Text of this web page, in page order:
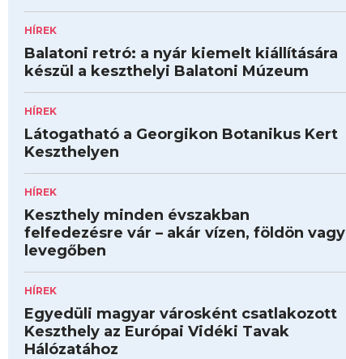
HÍREK
Balatoni retró: a nyár kiemelt kiállítására
készül a keszthelyi Balatoni Múzeum
HÍREK
Látogatható a Georgikon Botanikus Kert
Keszthelyen
HÍREK
Keszthely minden évszakban
felfedezésre vár – akár vízen, földön vagy
levegőben
HÍREK
Egyedüli magyar városként csatlakozott
Keszthely az Európai Vidéki Tavak
Hálózatához